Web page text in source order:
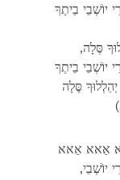
יוֹשְׁבֵי בֵיתֶךָ
סֶּלָה
יוֹשְׁבֵי בֵיתֶךָ
סֶּלָה
אַאא אַאא
יוֹשְׁבֵי